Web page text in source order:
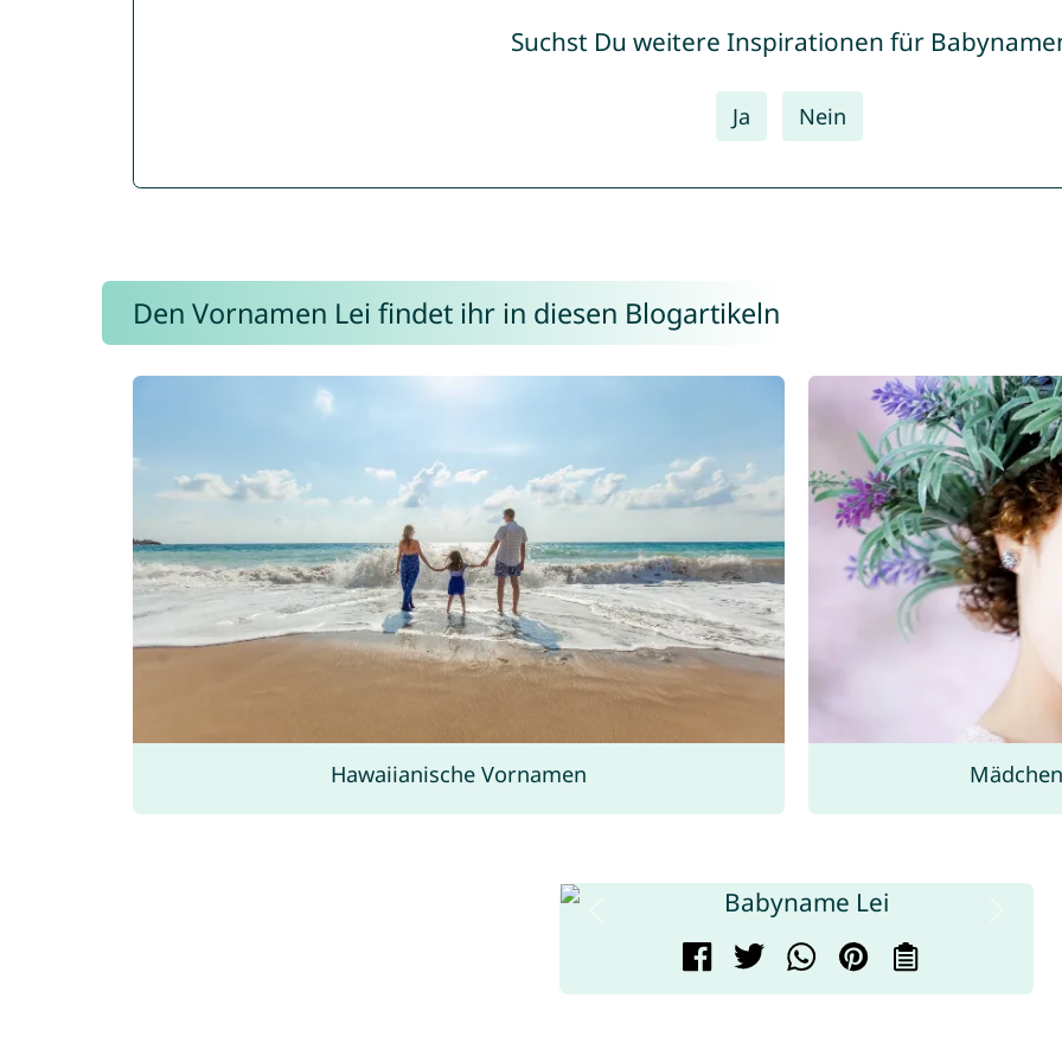
Suchst Du weitere Inspirationen für
Ja Nein
Den Vornamen Lei findet ihr in diesen Blogartikeln
Hawaiianische Vornamen